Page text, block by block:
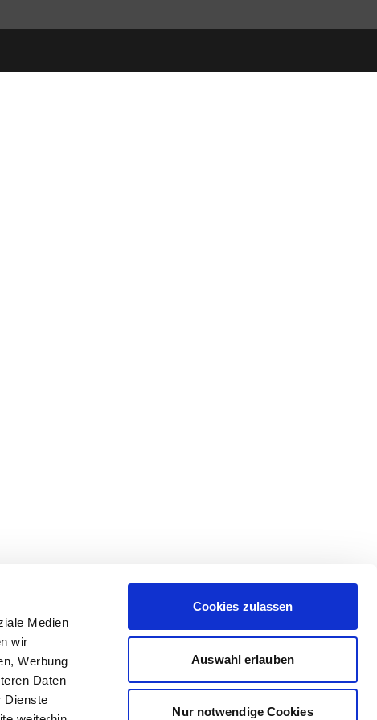
Medien
wir
Werbung
Daten
Dienste
Cookies zulassen
Auswahl erlauben
Nur notwendige Cookies